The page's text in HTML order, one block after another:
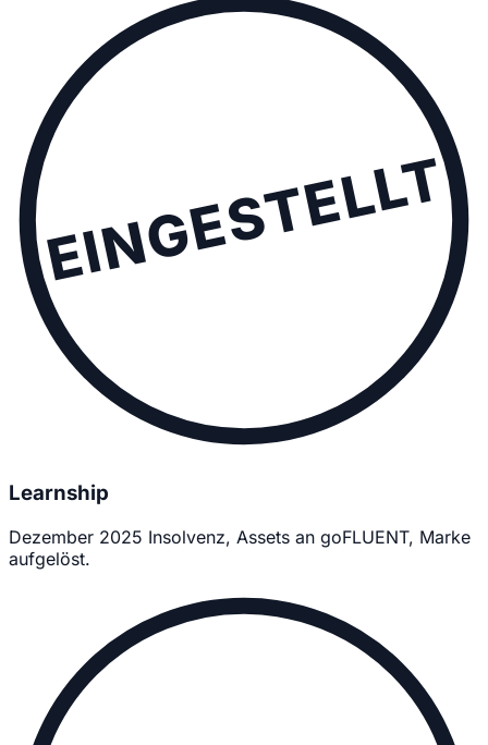
EINGESTELLT
Learnship
Dezember 2025 Insolvenz, Assets an goFLUENT, Marke
aufgelöst.